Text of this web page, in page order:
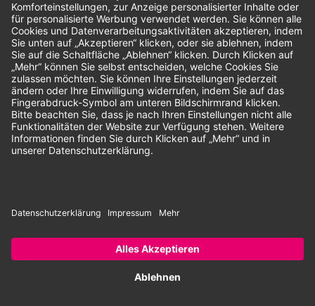
Unsere Zahlungsarten:
Rechnung SEPA-Lastschrift Vorkasse